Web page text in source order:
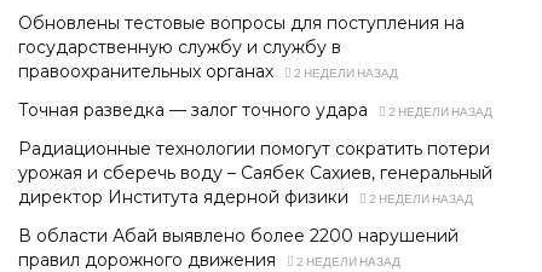
Обновлены тестовые вопросы для поступления на
государственную службу и службу в
правоохранительных органах
2 НЕДЕЛИ НАЗАД
Точная разведка — залог точного удара 2 НЕДЕЛИ НАЗАД
Радиационные технологии помогут сократить потери
урожая и сберечь воду – Саябек Сахиев, генеральный
директор Института ядерной физики
2 НЕДЕЛИ НАЗАД
В области Абай выявлено более 2200 нарушений
правил дорожного движения
2 НЕДЕЛИ НАЗАД